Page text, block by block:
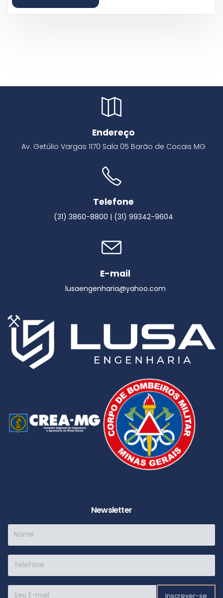
Endereço
Av. Getúlio Vargas 1170 Sala 05 Barão de Cocais MG
Telefone
(31) 3860-8800 | (31) 99342-9604
E-mail
lusaengenharia@yahoo.com
Newsletter
Inscrever-se